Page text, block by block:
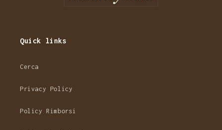
Quick links
Cerca
Privacy Policy
Policy Rimborsi